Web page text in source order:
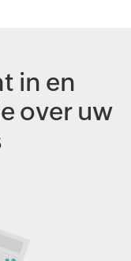
in en
over uw